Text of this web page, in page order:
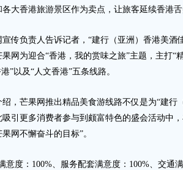
大香港旅游景区作为卖点，让旅客延续香港舌
负责人告诉记者，“建行（亚洲）香港美酒
网为迎合“香港，我的赏味之旅”主题，主打“
”以及“人文香港”五条线路。
芒果网推出精品美食游线路不仅是为“建行
引更多消费者参与到颇富特色的盛会活动中
网不懈奋斗的目标”。
度：100%、服务配套满意度：100%、交通满